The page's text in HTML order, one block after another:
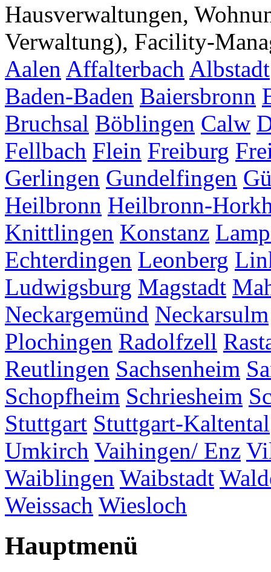
Hausverwaltungen,
Verwaltung), Facility-
Aalen Affalterbach Albstadt
Baden-Baden Baiersbronn
Bruchsal Böblingen Calw
Fellbach Flein Freiburg
Gerlingen Gundelfingen
Heilbronn Heilbronn-
Knittlingen Konstanz
Echterdingen Leonberg
Ludwigsburg Magstadt
Neckargemünd Neckarsulm
Plochingen Radolfzell
Reutlingen Sachsenheim
Schopfheim Schriesheim
Stuttgart Stuttgart-Kaltental
Umkirch Vaihingen/ Enz
Waiblingen Waibstadt
Weissach Wiesloch
Hauptmenü